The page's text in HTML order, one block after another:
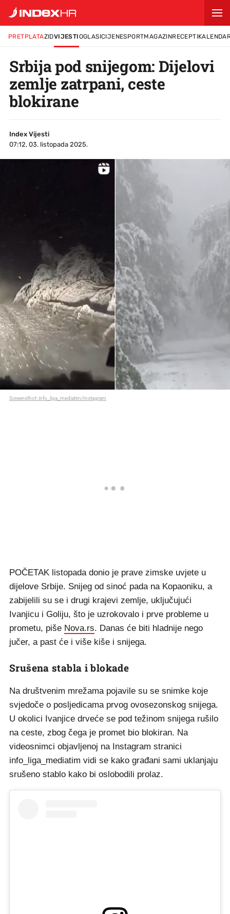
PRETPLATAZIDVIJESTIOGLASICIJENESPORTMAGAZINRECEPTI
Srbija pod snijegom: Dijelovi
zemlje zatrpani, ceste
blokirane
Index Vijesti
07:12, 03. listopada 2025.
Screensthot: info_liga_mediatim/Instagram
POČETAK listopada donio je prave zimske uvjete u
dijelove Srbije. Snijeg od sinoć pada na Kopaoniku, a
zabijelili su se i drugi krajevi zemlje, uključujući
Ivanjicu i Goliju, što je uzrokovalo i prve probleme u
prometu, piše Nova.rs. Danas će biti hladnije nego
jučer, a past će i više kiše i snijega.
Srušena stabla i blokade
Na društvenim mrežama pojavile su se snimke koje
svjedoče o posljedicama prvog ovosezonskog snijega.
U okolici Ivanjice drveće se pod težinom snijega rušilo
na ceste, zbog čega je promet bio blokiran. Na
videosnimci objavljenoj na Instagram stranici
info_liga_mediatim vidi se kako građani sami uklanjaju
srušeno stablo kako bi oslobodili prolaz.